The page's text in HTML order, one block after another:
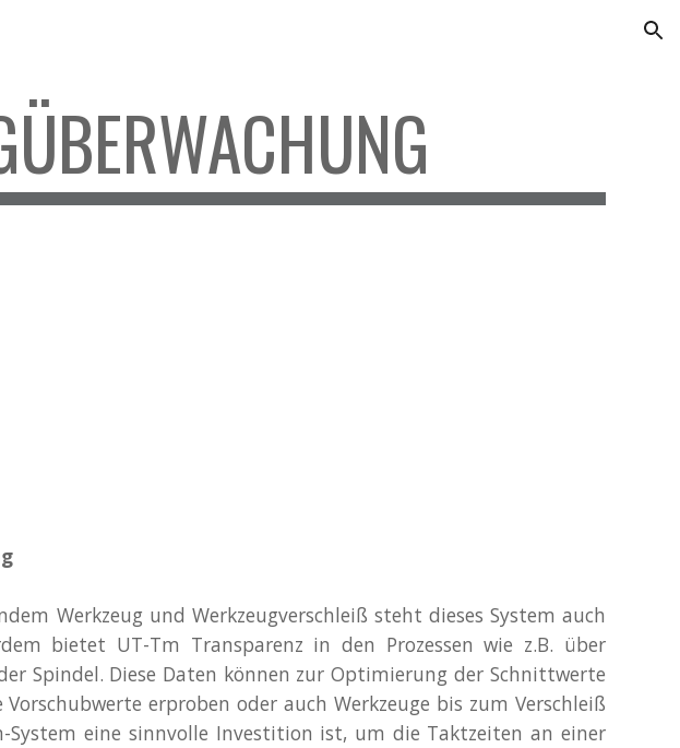
Werkzeug und Werkzeugverschleiß steht dieses System auch
bietet UT-Tm Transparenz in den Prozessen wie z.B. über
Spindel. Diese Daten können zur Optimierung der Schnittwerte
erproben oder auch Werkzeuge bis zum Verschleiß
System eine sinnvolle Investition ist, um die Taktzeiten an einer